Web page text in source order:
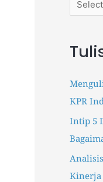
KPR
Intip 5
Kinerja